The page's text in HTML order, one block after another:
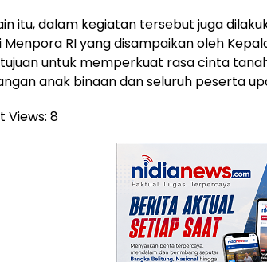
itu, dalam kegiatan tersebut juga
Menpora RI yang disampaikan oleh
untuk memperkuat rasa cinta
anak binaan dan seluruh peserta
Views: 8